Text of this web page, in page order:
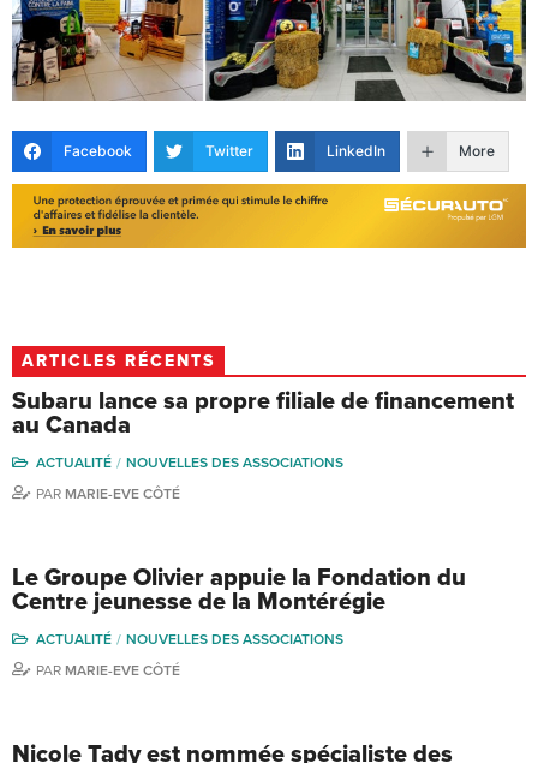
Facebook Twitter LinkedIn More
ARTICLES RÉCENTS
Subaru lance sa propre filiale de financement
au Canada
ACTUALITÉ
NOUVELLES DES ASSOCIATIONS
PAR MARIE-EVE CÔTÉ
Le Groupe Olivier appuie la Fondation du
Centre jeunesse de la Montérégie
ACTUALITÉ
NOUVELLES DES ASSOCIATIONS
PAR MARIE-EVE CÔTÉ
Nicole Tady est nommée spécialiste des